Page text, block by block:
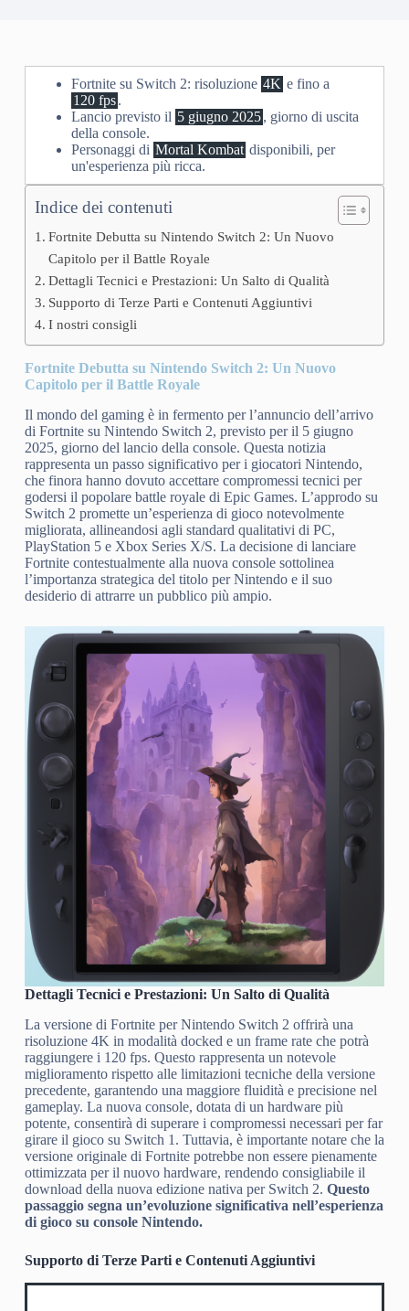
Fortnite su Switch 2: risoluzione 4K e fino a
120 fps.
Lancio previsto il 5 giugno 2025, giorno di uscita
della console.
Personaggi di Mortal Kombat disponibili, per
un'esperienza più ricca.
Indice dei contenuti
Fortnite Debutta su Nintendo Switch 2: Un Nuovo
Capitolo per il Battle Royale
Dettagli Tecnici e Prestazioni: Un Salto di Qualità
Supporto di Terze Parti e Contenuti Aggiuntivi
I nostri consigli
Fortnite Debutta su Nintendo Switch 2: Un Nuovo
Capitolo per il Battle Royale
Il mondo del gaming è in fermento per l’annuncio dell’arrivo
di Fortnite su Nintendo Switch 2, previsto per il 5 giugno
2025, giorno del lancio della console. Questa notizia
rappresenta un passo significativo per i giocatori Nintendo,
che finora hanno dovuto accettare compromessi tecnici per
godersi il popolare battle royale di Epic Games. L’approdo su
Switch 2 promette un’esperienza di gioco notevolmente
migliorata, allineandosi agli standard qualitativi di PC,
PlayStation 5 e Xbox Series X/S. La decisione di lanciare
Fortnite contestualmente alla nuova console sottolinea
l’importanza strategica del titolo per Nintendo e il suo
desiderio di attrarre un pubblico più ampio.
Dettagli Tecnici e Prestazioni: Un Salto di Qualità
La versione di Fortnite per Nintendo Switch 2 offrirà una
risoluzione 4K in modalità docked e un frame rate che potrà
raggiungere i 120 fps. Questo rappresenta un notevole
miglioramento rispetto alle limitazioni tecniche della versione
precedente, garantendo una maggiore fluidità e precisione nel
gameplay. La nuova console, dotata di un hardware più
potente, consentirà di superare i compromessi necessari per far
girare il gioco su Switch 1. Tuttavia, è importante notare che la
versione originale di Fortnite potrebbe non essere pienamente
ottimizzata per il nuovo hardware, rendendo consigliabile il
download della nuova edizione nativa per Switch 2. Questo
passaggio segna un’evoluzione significativa nell’esperienza
di gioco su console Nintendo.
Supporto di Terze Parti e Contenuti Aggiuntivi